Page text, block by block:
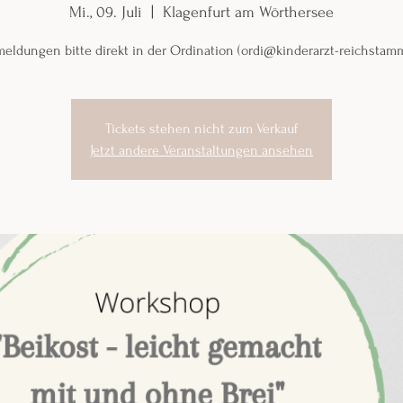
Mi., 09. Juli Klagenfurt am Wörthersee
bitte direkt in der Ordination (ordi@kinderarzt-
Tickets stehen nicht zum Verkauf
Jetzt andere Veranstaltungen ansehen